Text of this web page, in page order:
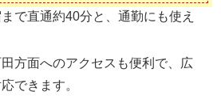
で直通約40分と、通勤にも使え
方面へのアクセスも便利で、広
できます。